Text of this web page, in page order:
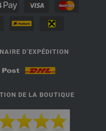
D’EXPÉDITION
DE LA BOUTIQUE